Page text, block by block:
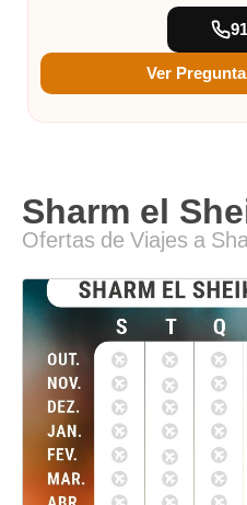
Ver
Sharm el
Ofertas de Viajes a